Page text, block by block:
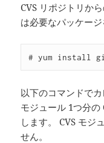
CVS リポジトリか
は必要なパッケージ
以下のコマンドで
モジュール 1つ分
します。 CVS モジ
せん。